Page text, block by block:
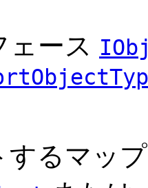
ェース
するマッ